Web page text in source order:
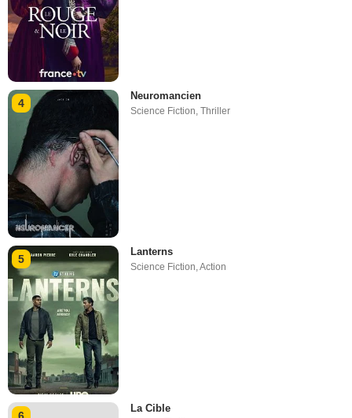
4
Neuromancien
Science Fiction,Thriller
5
Lanterns
Science Fiction,Action
6
La Cible